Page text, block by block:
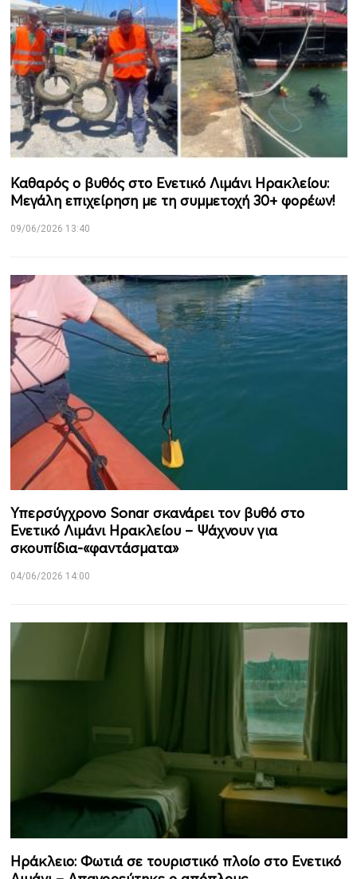
Καθαρός ο βυθός στο Ενετικό Λιμάνι Ηρακλείου:
Μεγάλη επιχείρηση με τη συμμετοχή 30+ φορέων!
09/06/2026 13:40
Υπερσύγχρονο Sonar σκανάρει τον βυθό στο
Ενετικό Λιμάνι Ηρακλείου – Ψάχνουν για
σκουπίδια-«φαντάσματα»
04/06/2026 14:00
Ηράκλειο: Φωτιά σε τουριστικό πλοίο στο Ενετικό